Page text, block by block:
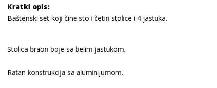
Kratki opis:
Baštenski set koji čine sto i četiri stolice i 4 jastuka.
Stolica braon boje sa belim jastukom.
Ratan konstrukcija sa aluminijumom.